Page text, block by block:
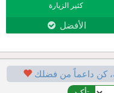
كثير الزيارة
الأفضل
كن داعماً من فضلك